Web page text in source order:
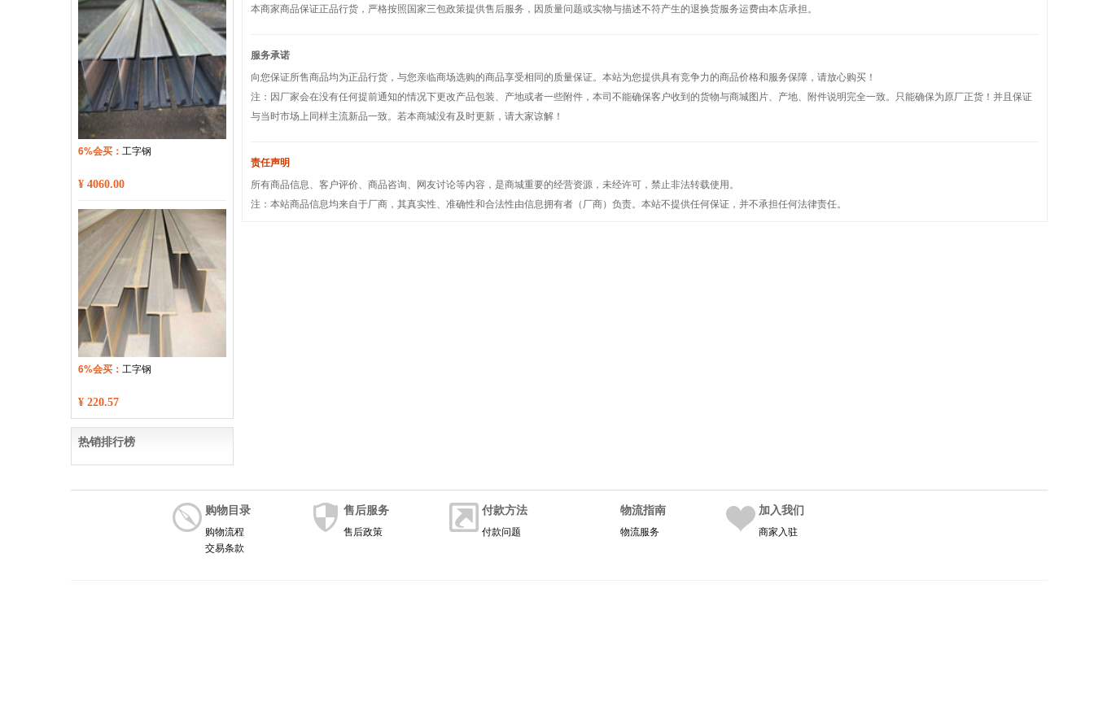
本商家商品保证正品行货，严格按照国家三包政策提供售后服务，因质量问题或实物与描述不符产生的退换货服务运费由本店承担。
服务承诺
向您保证所售商品均为正品行货，与您亲临商场选购的商品享受相同的质量保证。本站为您提供具有竞争力的商品价格和服务保障，请放心购买！
注：因厂家会在没有任何提前通知的情况下更改产品包装、产地或者一些附件，本司不能确保客户收到的货物与商城图片、产地、附件说明完全一致。只能确保为原厂正货！并且保证
与当时市场上同样主流新品一致。若本商城没有及时更新，请大家谅解！
责任声明
所有商品信息、客户评价、商品咨询、网友讨论等内容，是商城重要的经营资源，未经许可，禁止非法转载使用。
注：本站商品信息均来自于厂商，其真实性、准确性和合法性由信息拥有者（厂商）负责。本站不提供任何保证，并不承担任何法律责任。
6%会买： 工字钢
¥ 4060.00
6%会买： 工字钢
¥ 220.57
热销排行榜
购物目录
购物流程
交易条款
售后服务
售后政策
付款方法
付款问题
物流指南
物流服务
加入我们
商家入驻